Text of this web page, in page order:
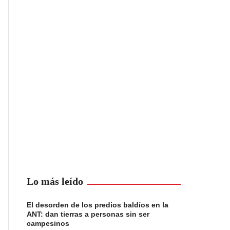
Lo más leído
El desorden de los predios baldíos en la
ANT: dan tierras a personas sin ser
campesinos